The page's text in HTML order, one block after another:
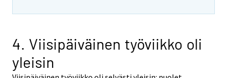
4. Viisipäiväinen työviikko oli
yleisin